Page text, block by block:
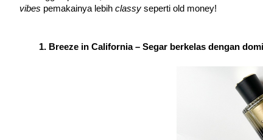
vibes pemakainya lebih classy seperti old money!
Breeze in California – Segar berkelas dengan